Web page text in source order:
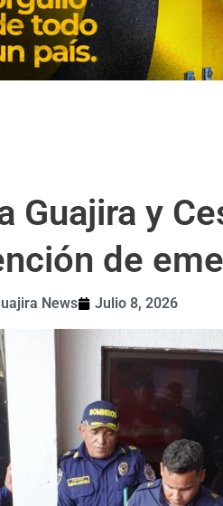
Guajira y
de
News Julio 8, 2026